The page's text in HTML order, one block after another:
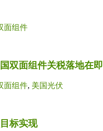
面组件
双面组件关税落地在即
面组件, 美国光伏
标实现